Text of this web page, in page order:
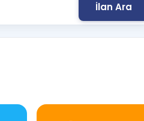
İlan Ara